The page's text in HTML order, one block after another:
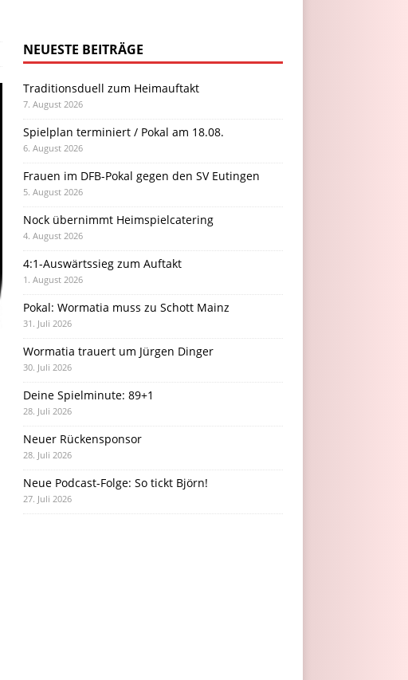
NEUESTE BEITRÄGE
Traditionsduell zum Heimauftakt
7. August 2026
Spielplan terminiert / Pokal am 18.08.
6. August 2026
Frauen im DFB-Pokal gegen den SV Eutingen
5. August 2026
Nock übernimmt Heimspielcatering
4. August 2026
4:1-Auswärtssieg zum Auftakt
1. August 2026
Pokal: Wormatia muss zu Schott Mainz
31. Juli 2026
Wormatia trauert um Jürgen Dinger
30. Juli 2026
Deine Spielminute: 89+1
28. Juli 2026
Neuer Rückensponsor
28. Juli 2026
Neue Podcast-Folge: So tickt Björn!
27. Juli 2026